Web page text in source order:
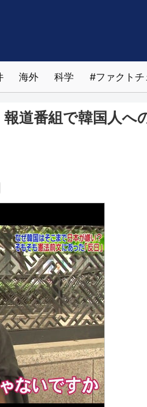
海外 科学 ファクトチ
道番組で韓国人へ